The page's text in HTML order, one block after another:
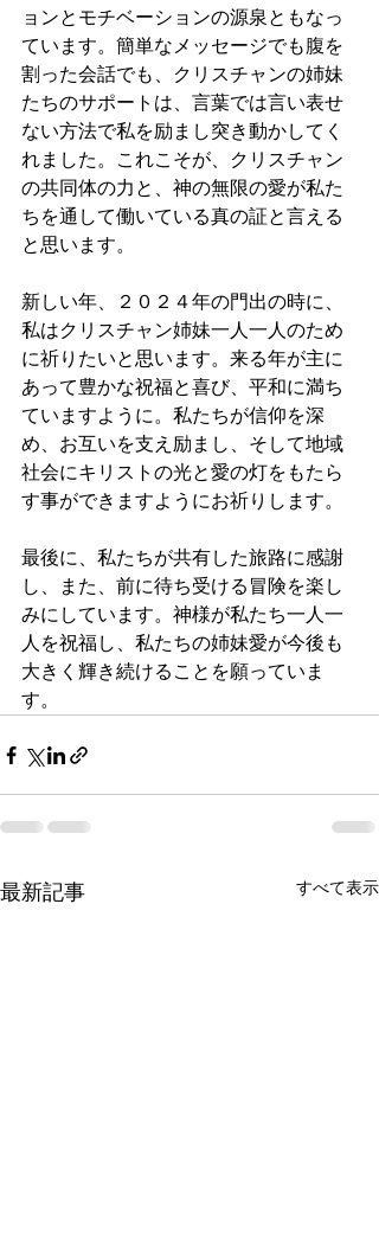
ョンとモチベーションの源泉ともなっ
ています。簡単なメッセージでも腹を
割った会話でも、クリスチャンの姉妹
たちのサポートは、言葉では言い表せ
ない方法で私を励まし突き動かしてく
れました。これこそが、クリスチャン
の共同体の力と、神の無限の愛が私た
ちを通して働いている真の証と言える
と思います。
新しい年、２０２４年の門出の時に、
私はクリスチャン姉妹一人一人のため
に祈りたいと思います。来る年が主に
あって豊かな祝福と喜び、平和に満ち
ていますように。私たちが信仰を深
め、お互いを支え励まし、そして地域
社会にキリストの光と愛の灯をもたら
す事ができますようにお祈りします。
最後に、私たちが共有した旅路に感謝
し、また、前に待ち受ける冒険を楽し
みにしています。神様が私たち一人一
人を祝福し、私たちの姉妹愛が今後も
大きく輝き続けることを願っていま
す。
最新記事 すべて表示